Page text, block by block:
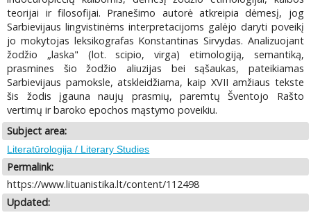
teorijai ir filosofijai. Pranešimo autorė atkreipia dėmesį, jog
Sarbievijaus lingvistinėms interpretacijoms galėjo daryti poveikį
jo mokytojas leksikografas Konstantinas Sirvydas. Analizuojant
žodžio „laska" (lot. scipio, virga) etimologiją, semantiką,
prasmines šio žodžio aliuzijas bei sąšaukas, pateikiamas
Sarbievijaus pamoksle, atskleidžiama, kaip XVII amžiaus tekste
šis žodis įgauna naujų prasmių, paremtų Šventojo Rašto
vertimų ir baroko epochos mąstymo poveikiu.
Subject area:
Literatūrologija / Literary Studies
Permalink:
https://www.lituanistika.lt/content/112498
Updated: